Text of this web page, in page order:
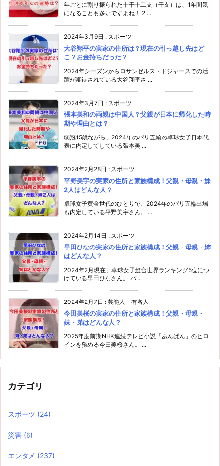
年ごとに割り振られた十干十二支（干支）は、1年間気
になることも多いですよね！ 2 ...
2024年3月9日 : スポーツ
大谷翔平の実家の住所は？現在の引っ越し先はど
こ？お金持ちだった？
2024年シーズンからロサンゼルス・ドジャースでの活
躍が期待されている大谷翔平さ ...
2024年3月7日 : スポーツ
張本美和の両親は中国人？父親が日本に帰化した時
期や理由とは？
弱冠15歳ながら、2024年のパリ五輪の卓球女子日本代
表に内定してしている張本美 ...
2024年2月28日 : スポーツ
平野美宇の実家の住所と家族構成！父親・母親・妹
2人はどんな人？
卓球女子黄金世代のひとりで、2024年のパリ五輪出場
も内定している平野美宇さん。 ...
2024年2月14日 : スポーツ
早田ひなの実家の住所と家族構成！父親・母親・姉
はどんな人？
2024年2月現在、卓球女子総合世界ランキング5位につ
けている早田ひなさん。 パ ...
2024年2月7日 : 芸能人・有名人
今田美桜の実家の住所と家族構成！父親・母親・
妹・弟はどんな人？
2025年度前期NHK連続テレビ小説「あんぱん」のヒロ
インを務める今田美桜さん。 ...
カテゴリ
スポーツ (24)
災害 (6)
エンタメ (237)